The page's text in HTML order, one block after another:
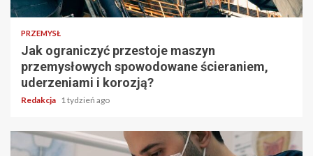
PRZEMYSŁ
Jak ograniczyć przestoje maszyn
przemysłowych spowodowane ścieraniem,
uderzeniami i korozją?
Redakcja 1 tydzień ago